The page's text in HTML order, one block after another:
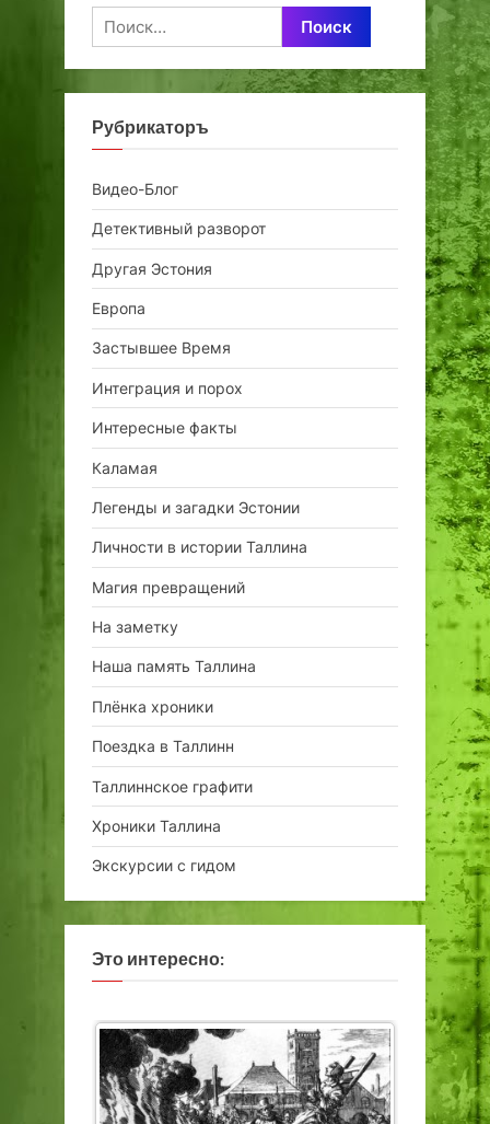
Найти:
Рубрикаторъ
Видео-Блог
Детективный разворот
Другая Эстония
Европа
Застывшее Время
Интеграция и порох
Интересные факты
Каламая
Легенды и загадки Эстонии
Личности в истории Таллина
Магия превращений
На заметку
Наша память Таллина
Плёнка хроники
Поездка в Таллинн
Таллиннское графити
Хроники Таллина
Экскурсии с гидом
Это интересно: